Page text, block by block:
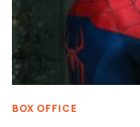
BOX OFFICE